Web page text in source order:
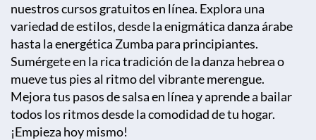
nuestros cursos gratuitos en línea. Explora una
variedad de estilos, desde la enigmática danza árabe
hasta la energética Zumba para principiantes.
Sumérgete en la rica tradición de la danza hebrea o
mueve tus pies al ritmo del vibrante merengue.
Mejora tus pasos de salsa en línea y aprende a bailar
todos los ritmos desde la comodidad de tu hogar.
¡Empieza hoy mismo!